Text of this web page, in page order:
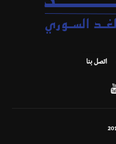
اتصل بنا